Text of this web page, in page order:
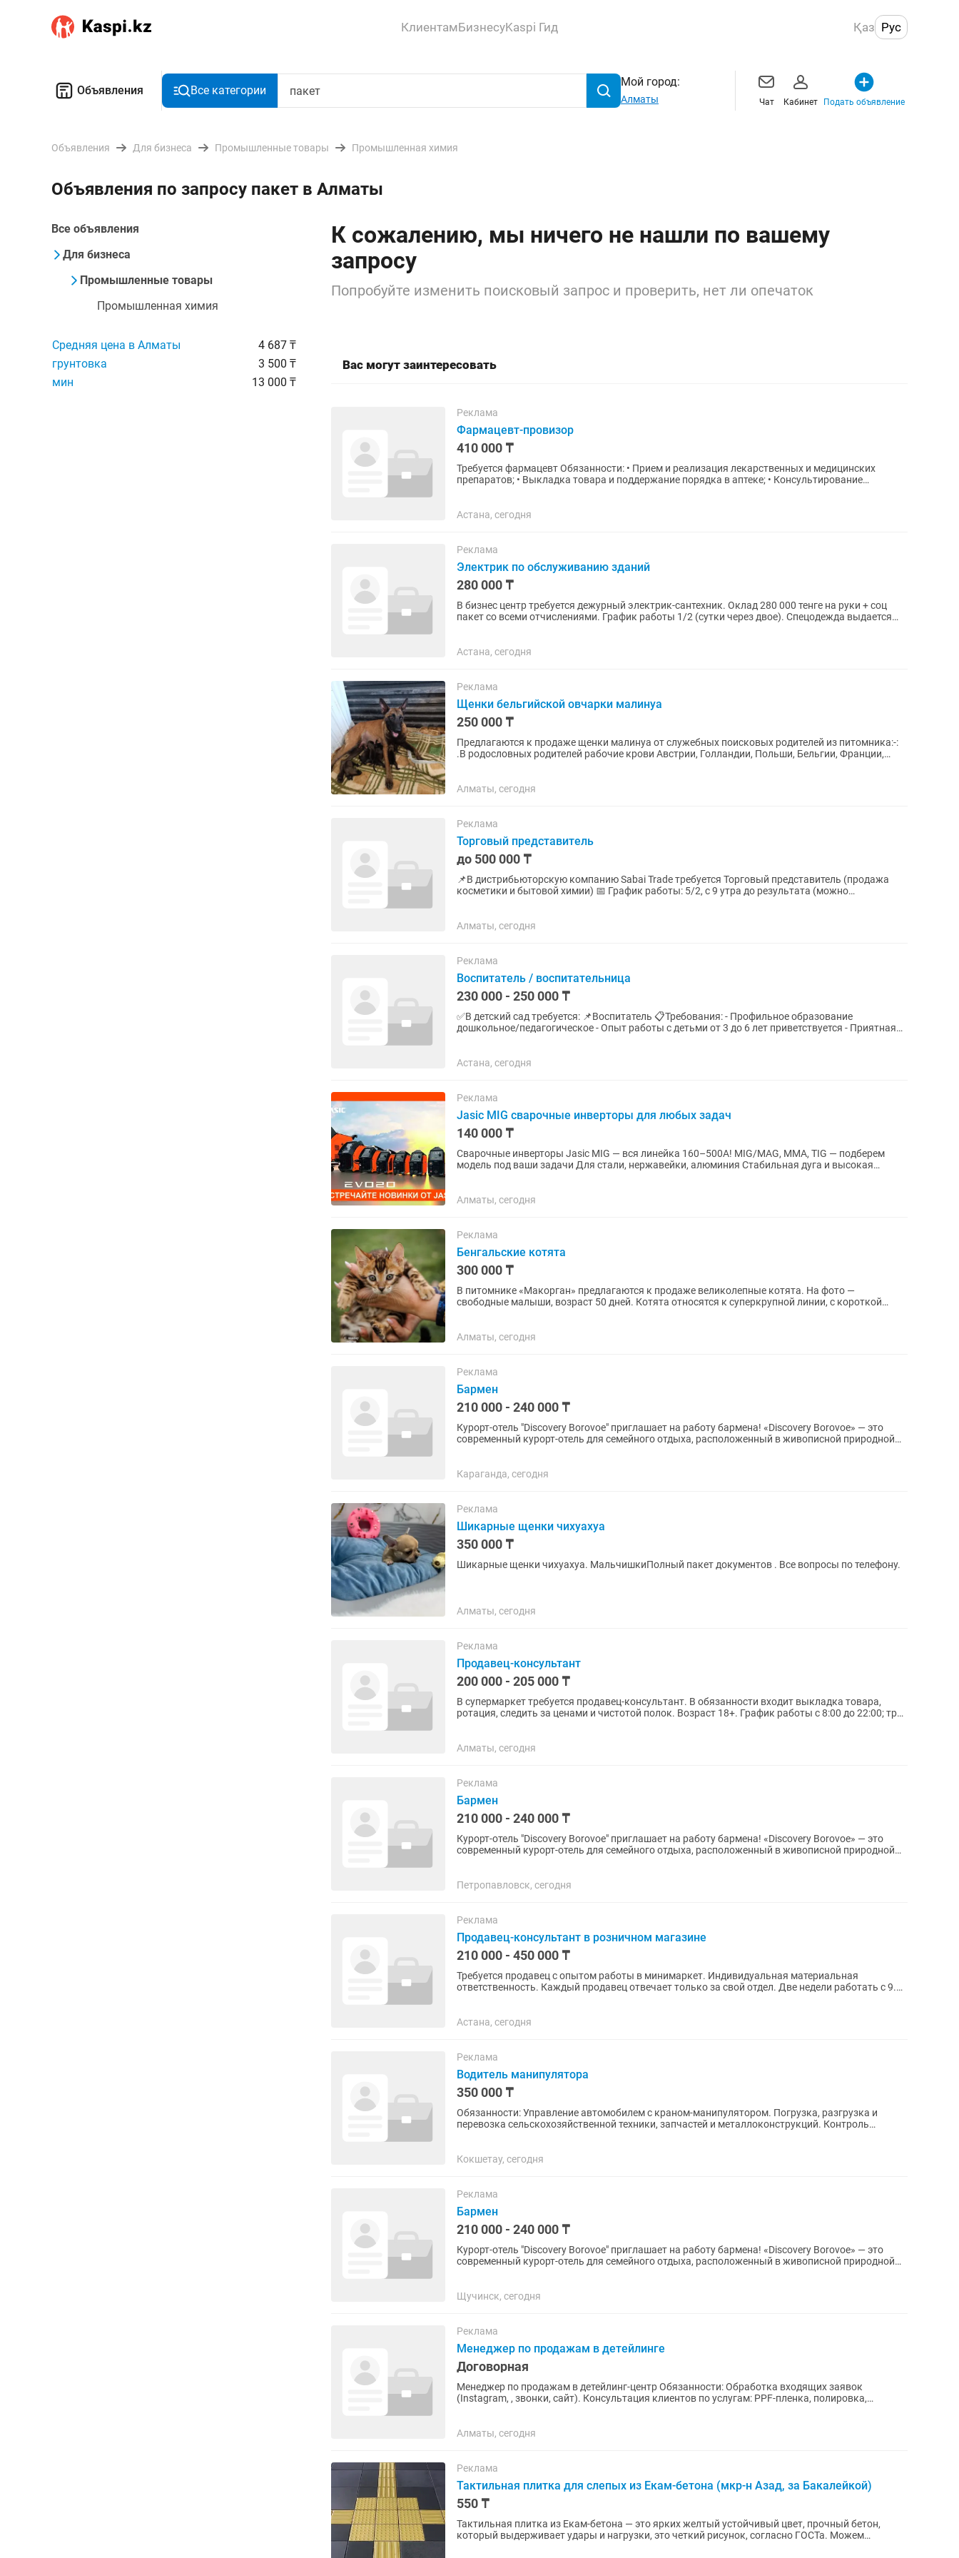
КлиентамБизнесуKaspi Гид Қаз Рус
Объявления Все категории
Мой город:
Алматы Чат Кабинет Подать объявление
Объявления Для бизнеса Промышленные товары Промышленная химия
Объявления по запросу пакет в Алматы
Все объявления
Для бизнеса
Промышленные товары
Промышленная химия
Средняя цена в Алматы
4 687 ₸
грунтовка
3 500 ₸
мин
13 000 ₸
К сожалению, мы ничего не нашли по вашему
запросу
Попробуйте изменить поисковый запрос и проверить, нет ли опечаток
Вас могут заинтересовать
Реклама
Фармацевт-провизор
410 000 ₸
Требуется фармацевт Обязанности: • Прием и реализация лекарственных и медицинских
препаратов; • Выкладка товара и поддержание порядка в аптеке; • Консультирование
Астана, сегодня
Реклама
Электрик по обслуживанию зданий
280 000 ₸
В бизнес центр требуется дежурный электрик-сантехник. Оклад 280 000 тенге на руки + соц
пакет со всеми отчислениями. График работы 1/2 (сутки через двое). Спецодежда выдается
Астана, сегодня
Реклама
Щенки бельгийской овчарки малинуа
250 000 ₸
Предлагаются к продаже щенки малинуа от служебных поисковых родителей из питомника:-:
.В родословных родителей рабочие крови Австрии, Голландии, Польши, Бельгии, Франции,
Алматы, сегодня
Реклама
Торговый представитель
до 500 000 ₸
📌В дистрибьюторскую компанию Sabai Trade требуется Торговый представитель (продажа
косметики и бытовой химии) 📅 График работы: 5/2, с 9 утра до результата (можно
Алматы, сегодня
Реклама
Воспитатель / воспитательница
230 000 - 250 000 ₸
✅В детский сад требуется: 📌Воспитатель 📋Требования: - Профильное образование
дошкольное/педагогическое - Опыт работы с детьми от 3 до 6 лет приветствуется - Приятная
Астана, сегодня
Реклама
Jasic MIG сварочные инверторы для любых задач
140 000 ₸
Сварочные инверторы Jasic MIG — вся линейка 160–500A! MIG/MAG, MMA, TIG — подберем
модель под ваши задачи Для стали, нержавейки, алюминия Стабильная дуга и высокая
Алматы, сегодня
Реклама
Бенгальские котята
300 000 ₸
В питомнике «Макорган» предлагаются к продаже великолепные котята. На фото —
свободные малыши, возраст 50 дней. Котята относятся к суперкрупной линии, с короткой
Алматы, сегодня
Реклама
Бармен
210 000 - 240 000 ₸
Курорт-отель "Discovery Borovoe" приглашает на работу бармена! «Discovery Borovoe» — это
современный курорт-отель для семейного отдыха, расположенный в живописной природной
Караганда, сегодня
Реклама
Шикарные щенки чихуахуа
350 000 ₸
Шикарные щенки чихуахуа. МальчишкиПолный пакет документов . Все вопросы по телефону.
Алматы, сегодня
Реклама
Продавец-консультант
200 000 - 205 000 ₸
В супермаркет требуется продавец-консультант. В обязанности входит выкладка товара,
ротация, следить за ценами и чистотой полок. Возраст 18+. График работы с 8:00 до 22:00; три
Алматы, сегодня
Реклама
Бармен
210 000 - 240 000 ₸
Курорт-отель "Discovery Borovoe" приглашает на работу бармена! «Discovery Borovoe» — это
современный курорт-отель для семейного отдыха, расположенный в живописной природной
Петропавловск, сегодня
Реклама
Продавец-консультант в розничном магазине
210 000 - 450 000 ₸
Требуется продавец с опытом работы в минимаркет. Индивидуальная материальная
ответственность. Каждый продавец отвечает только за свой отдел. Две недели работать с 9.00
Астана, сегодня
Реклама
Водитель манипулятора
350 000 ₸
Обязанности: Управление автомобилем с краном-манипулятором. Погрузка, разгрузка и
перевозка сельскохозяйственной техники, запчастей и металлоконструкций. Контроль
Кокшетау, сегодня
Реклама
Бармен
210 000 - 240 000 ₸
Курорт-отель "Discovery Borovoe" приглашает на работу бармена! «Discovery Borovoe» — это
современный курорт-отель для семейного отдыха, расположенный в живописной природной
Щучинск, сегодня
Реклама
Менеджер по продажам в детейлинге
Договорная
Менеджер по продажам в детейлинг-центр Обязанности: Обработка входящих заявок
(Instagram, , звонки, сайт). Консультация клиентов по услугам: PPF-пленка, полировка,
Алматы, сегодня
Реклама
Тактильная плитка для слепых из Екам-бетона (мкр-н Азад, за Бакалейкой)
550 ₸
Тактильная плитка из Екам-бетона — это ярких желтый устойчивый цвет, прочный бетон,
который выдерживает удары и нагрузки, это четкий рисунок, согласно ГОСТа. Можем